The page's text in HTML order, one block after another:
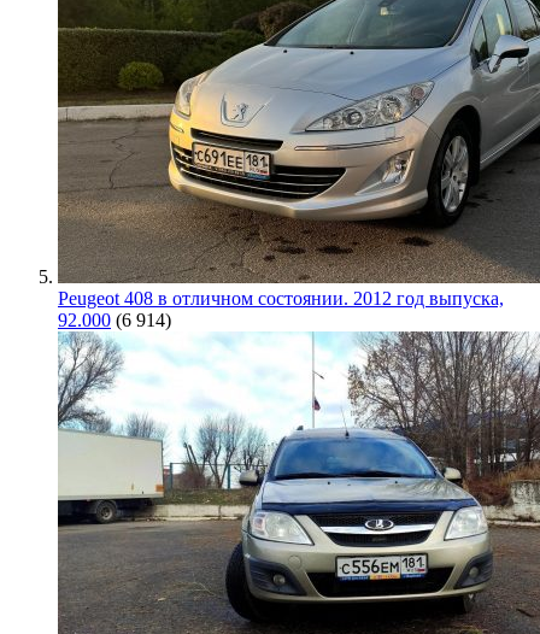
Peugeot 408 в отличном состоянии. 2012 год выпуска,
92.000 (6 914)